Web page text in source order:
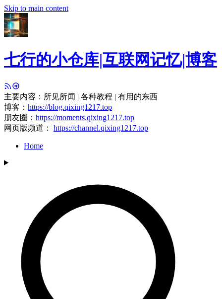
Skip to main content
七行的小仓库|互联网记忆|博客
主要内容：所见所闻 | 各种教程 | 有用的东西
博客： https://blog.qixing1217.top
朋友圈： https://moments.qixing1217.top
网页版频道： https://channel.qixing1217.top
Home